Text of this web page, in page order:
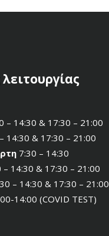
– 14:30 & 17:30 – 21:00
14:30 & 17:30 – 21:00
7:30 – 14:30
– 14:30 & 17:30 – 21:00
– 14:30 & 17:30 – 21:00
14:00 (COVID TEST)